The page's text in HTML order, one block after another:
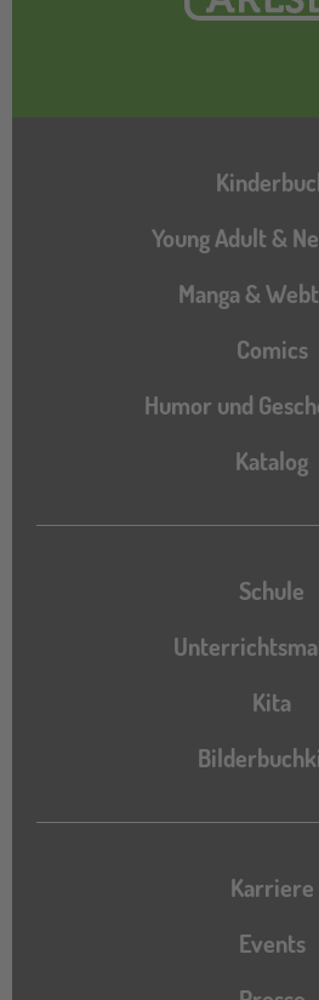
Young Adult &
Manga &
Comics
Humor und
Katalog
Katalog
Schule
Kita
Karriere
Events